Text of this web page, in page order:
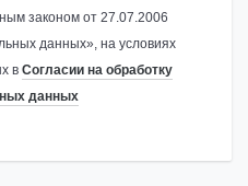
законом от 27.07.2006
данных», на условиях
в Согласии на обработку
данных